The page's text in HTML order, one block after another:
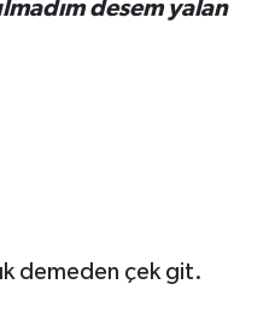
desem yalan
demeden çek git.